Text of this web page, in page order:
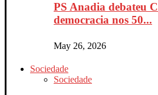
PS Anadia debateu
democracia nos 50...
May 26, 2026
Sociedade
Sociedade